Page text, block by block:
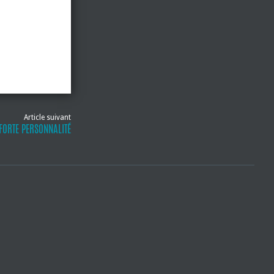
Article suivant
PERSONNALITÉ